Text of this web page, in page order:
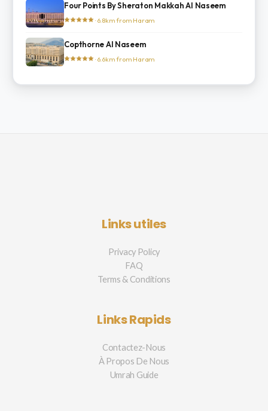
Four Points By Sheraton Makkah Al Naseem
· 6.8km from Haram
Copthorne Al Naseem
· 6.6km from Haram
Links utiles
Privacy Policy
FAQ
Terms & Conditions
Links Rapids
Contactez-Nous
À Propos De Nous
Umrah Guide